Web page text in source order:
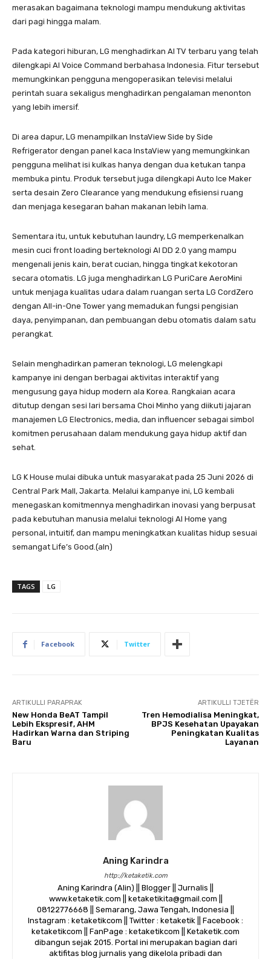
merasakan bagaimana teknologi mampu mendukung aktivitas
dari pagi hingga malam.
Pada kategori hiburan, LG menghadirkan AI TV terbaru yang telah
dilengkapi AI Voice Command berbahasa Indonesia. Fitur tersebut
memungkinkan pengguna mengoperasikan televisi melalui
perintah suara sekaligus menghadirkan pengalaman menonton
yang lebih imersif.
Di area dapur, LG menampilkan InstaView Side by Side
Refrigerator dengan panel kaca InstaView yang memungkinkan
pengguna melihat isi kulkas hanya dengan dua ketukan tanpa
membuka pintu. Produk tersebut juga dilengkapi Auto Ice Maker
serta desain Zero Clearance yang mendukung efisiensi ruang
dan menjaga kesegaran bahan makanan lebih lama.
Sementara itu, untuk kebutuhan laundry, LG memperkenalkan
mesin cuci front loading berteknologi AI DD 2.0 yang mampu
mengenali jenis kain, berat cucian, hingga tingkat kekotoran
secara otomatis. LG juga menghadirkan LG PuriCare AeroMini
untuk menjaga kualitas udara dalam ruangan serta LG CordZero
dengan All-in-One Tower yang memadukan fungsi pengisian
daya, penyimpanan, dan pembuangan debu otomatis dalam satu
perangkat.
Selain menghadirkan pameran teknologi, LG melengkapi
kampanye ini dengan berbagai aktivitas interaktif yang
mengusung gaya hidup modern ala Korea. Rangkaian acara
ditutup dengan sesi lari bersama Choi Minho yang diikuti jajaran
manajemen LG Electronics, media, dan influencer sebagai simbol
komitmen perusahaan dalam mendukung gaya hidup aktif dan
sehat.
LG K House mulai dibuka untuk masyarakat pada 25 Juni 2026 di
Central Park Mall, Jakarta. Melalui kampanye ini, LG kembali
menegaskan komitmennya menghadirkan inovasi yang berpusat
pada kebutuhan manusia melalui teknologi AI Home yang
personal, intuitif, dan mampu meningkatkan kualitas hidup sesuai
semangat Life’s Good.(aln)
TAGS LG
Facebook Twitter
ARTIKULLI PARAPRAK
New Honda BeAT Tampil
Lebih Ekspresif, AHM
Hadirkan Warna dan Striping
Baru
ARTIKULLI TJETËR
Tren Hemodialisa Meningkat,
BPJS Kesehatan Upayakan
Peningkatan Kualitas
Layanan
Aning Karindra
http://ketaketik.com
Aning Karindra (Alin) || Blogger || Jurnalis ||
www.ketaketik.com || ketaketikita@gmail.com ||
08122776668 || Semarang, Jawa Tengah, Indonesia ||
Instagram : ketaketikcom || Twitter : ketaketik || Facebook :
ketaketikcom || FanPage : ketaketikcom || Ketaketik.com
dibangun sejak 2015. Portal ini merupakan bagian dari
aktifitas blog jurnalis yang dikelola pribadi dan